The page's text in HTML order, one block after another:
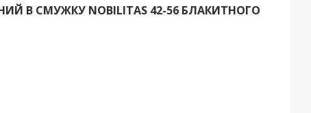
В СМУЖКУ NOBILITAS 42-56 БЛАКИТНОГО